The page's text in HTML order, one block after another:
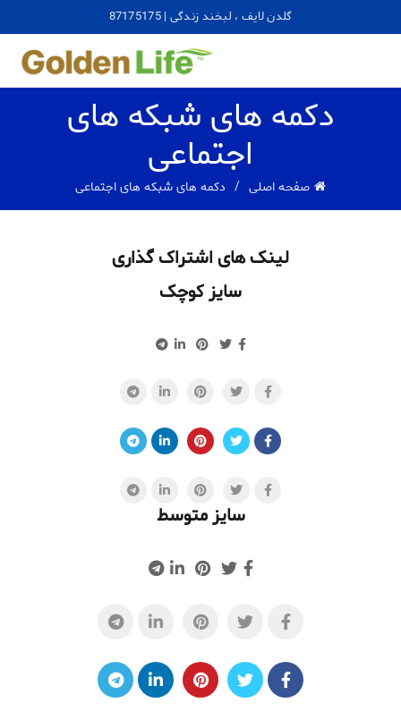
گلدن لایف ، لبخند زندگی | 87175175
دکمه های شبکه های
اجتماعی
صفحه اصلی دکمه های شبکه های اجتماعی
لینک های اشتراک گذاری
سایز کوچک
سایز متوسط